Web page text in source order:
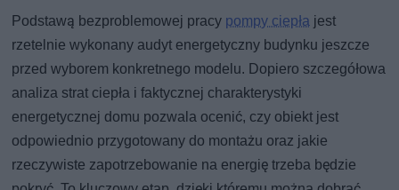
Podstawą bezproblemowej pracy pompy ciepła jest
rzetelnie wykonany audyt energetyczny budynku jeszcze
przed wyborem konkretnego modelu. Dopiero szczegółowa
analiza strat ciepła i faktycznej charakterystyki
energetycznej domu pozwala ocenić, czy obiekt jest
odpowiednio przygotowany do montażu oraz jakie
rzeczywiste zapotrzebowanie na energię trzeba będzie